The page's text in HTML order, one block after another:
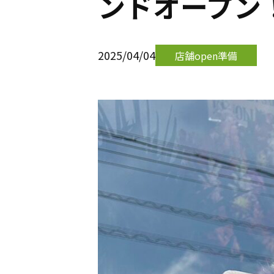
2025/04/04 店舗open準備